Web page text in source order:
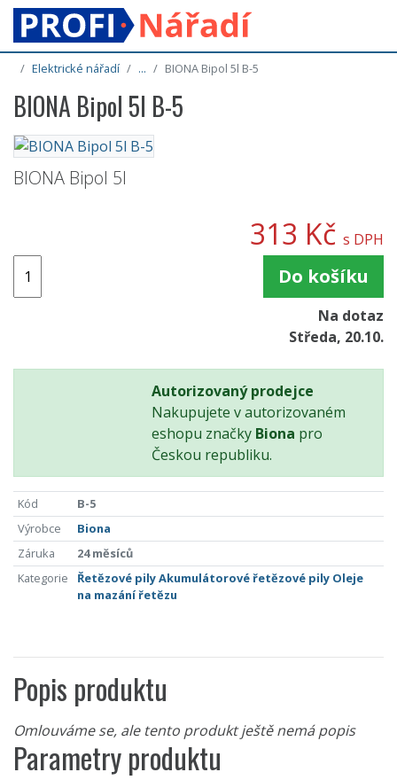
Elektrické nářadí ... BIONA Bipol 5l B-5
BIONA Bipol 5l B-5
BIONA Bipol 5l
313 Kč s DPH
Do košíku
Na dotaz
Středa, 20.10.
Autorizovaný prodejce
Nakupujete v autorizovaném
eshopu značky Biona pro
Českou republiku.
Kód
B-5
Výrobce
Biona
Záruka
24 měsíců
Kategorie
Řetězové pilyAkumulátorové řetězové pily Oleje
na mazání řetězu
Popis produktu
Omlouváme se, ale tento produkt ještě nemá popis
Parametry produktu